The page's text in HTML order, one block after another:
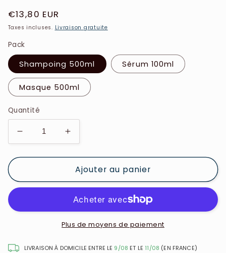
Prix
habituel
€13,80 EUR
Taxes incluses. Livraison gratuite
Pack
Shampoing 500ml Sérum 100ml
Masque 500ml
Quantité
Réduire
la
quantité
Kera
Queen&#39;s
Kératine
Biotine
Augmenter
la
quantité
de
Kera
Kératine
Acide
Biotine
Ajouter au panier
Plus de moyens de paiement
LIVRAISON À DOMICILE ENTRE LE 9/08 ET LE 11/08 (EN FRANCE)